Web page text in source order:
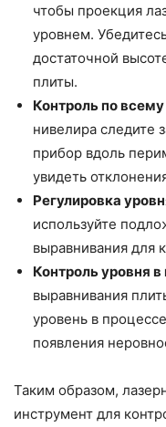
чтобы проекция
уровнем.
достаточной
плиты.
Контроль по
нивелира следите
прибор вдоль
увидеть
Регулировка
используйте
выравнивания для
Контроль уровня
выравнивания
уровень в
появления
Таким образом,
инструмент для